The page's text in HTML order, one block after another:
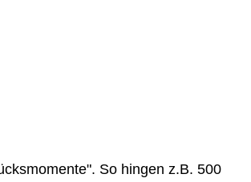
So hingen z.B. 500